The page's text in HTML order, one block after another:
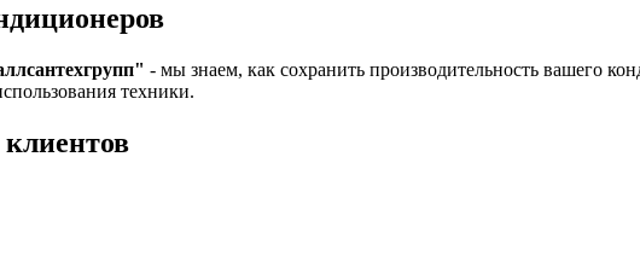
- мы знаем, как сохранить производительность вашего
техники.